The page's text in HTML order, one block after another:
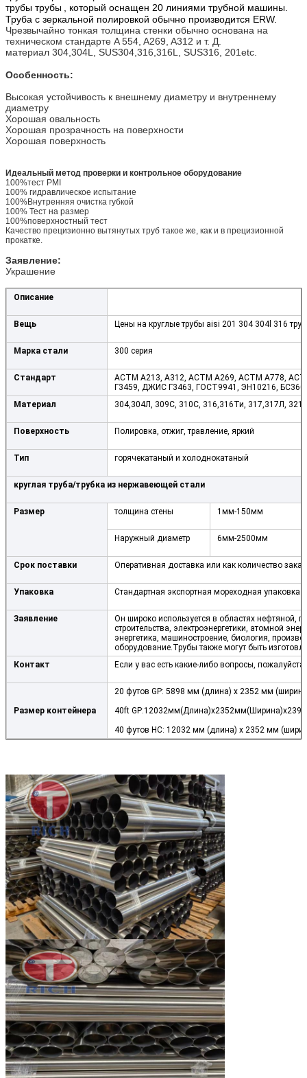
трубы трубы
, который оснащен 20 линиями трубной машины.
Труба с зеркальной полировкой обычно производится ERW.
Чрезвычайно тонкая толщина стенки обычно основана на
техническом стандарте A 554, A269, A312 и т. Д.
материал 304,304L, SUS304,316,316L, SUS316, 201etc.
Особенность:
Высокая устойчивость к внешнему диаметру и внутреннему
диаметру
Хорошая овальность
Хорошая прозрачность на поверхности
Хорошая поверхность
Идеальный метод проверки и контрольное оборудование
100%тест PMI
100% гидравлическое испытание
100%Внутренняя очистка губкой
100% Тест на размер
100%поверхностный тест
Качество прецизионно вытянутых труб такое же, как и в прецизионной
прокатке.
Заявление:
Украшение
Описание
Вещь Цены на круглые трубы aisi 201 304 304l 316
Марка стали 300 серия
Стандарт
АСТМ А213, А312, АСТМ А269, АСТМ А778,
Г3459, ДЖИС Г3463, ГОСТ9941, ЭН10216,
Материал
304,304Л, 309С, 310С, 316,316Ти, 317,317Л,
Поверхность Полировка, отжиг, травление, яркий
Тип горячекатаный и холоднокатаный
круглая труба/трубка из нержавеющей стали
Размер толщина стены 1мм-150мм
Наружный диаметр 6мм-2500мм
Срок поставки Оперативная доставка или как количество
Упаковка Стандартная экспортная мореходная упаковка
Заявление
Он широко используется в областях нефтяной,
строительства, электроэнергетики, атомной
энергетика, машиностроение, биология,
оборудование.Трубы также могут быть
Контакт
Если у вас есть какие-либо вопросы,
Размер контейнера
20 футов GP: 5898 мм (длина) x 2352 мм
40ft
40 футов HC: 12032 мм (длина) x 2352 мм